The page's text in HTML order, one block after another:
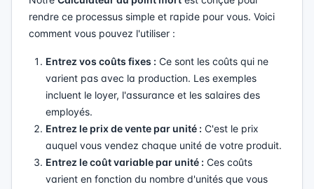
rendre ce processus simple et rapide pour vous. Voici
comment vous pouvez l'utiliser :
Entrez vos coûts fixes : Ce sont les coûts qui ne
varient pas avec la production. Les exemples
incluent le loyer, l'assurance et les salaires des
employés.
Entrez le prix de vente par unité : C'est le prix
auquel vous vendez chaque unité de votre produit.
Entrez le coût variable par unité : Ces coûts
varient en fonction du nombre d'unités que vous